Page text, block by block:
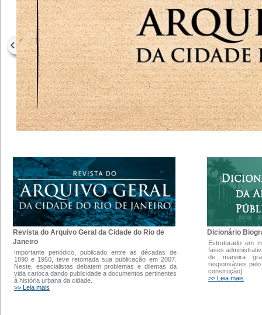
Revista do Arquivo Geral da Cidade do Rio de
Janeiro
Importante periódico, publicado entre as décadas de
1890 e 1950, teve retomada sua publicação em 2007.
Neste, especialistas debatem problemas e dilemas da
vida carioca dando publicidade a documentos pertinentes
à história urbana da cidade.
>> Leia mais
Dicionário
Estruturado em
fases
de maneira
responsáveis
construção]
>> Leia mais